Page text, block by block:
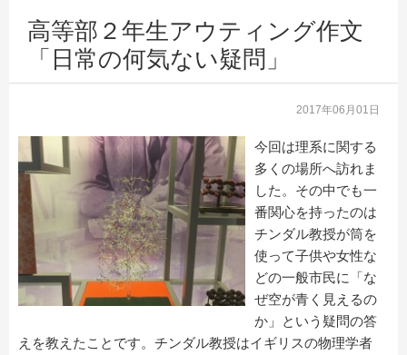
高等部２年生アウティング作文
「日常の何気ない疑問」
2017年06月01日
今回は理系に関する
多くの場所へ訪れま
した。その中でも一
番関心を持ったのは
チンダル教授が筒を
使って子供や女性な
どの一般市民に「な
ぜ空が青く見えるの
か」という疑問の答
えを教えたことです。チンダル教授はイギリスの物理学者